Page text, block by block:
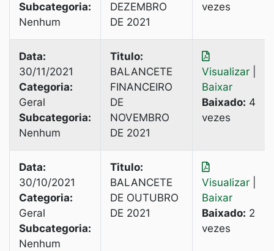
Subcategoria:
Nenhum
DEZEMBRO
DE 2021
vezes
Data:
30/11/2021
Categoria:
Geral
Subcategoria:
Nenhum
Titulo:
BALANCETE
FINANCEIRO
DE
NOVEMBRO
DE 2021
Visualizar
Baixar
Baixado: 4
vezes
Data:
30/10/2021
Categoria:
Geral
Subcategoria:
Nenhum
Titulo:
BALANCETE
DE OUTUBRO
DE 2021
Visualizar
Baixar
Baixado: 2
vezes